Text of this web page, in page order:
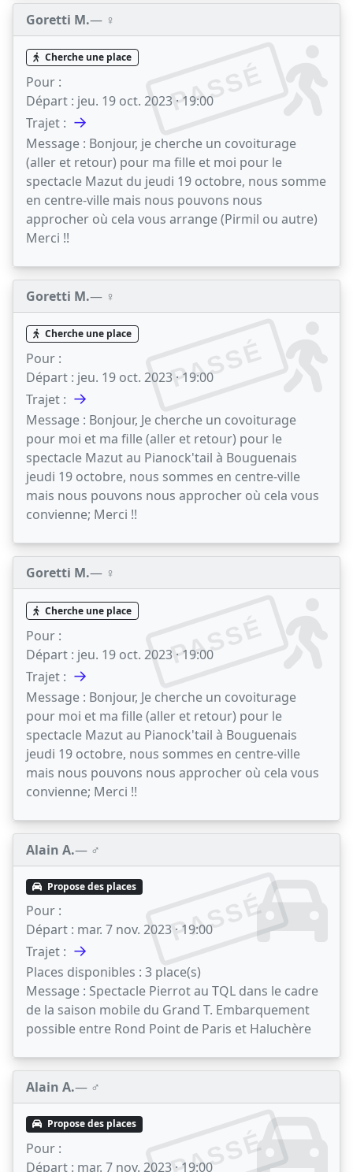
Goretti M.— ♀️
PASSÉ
Cherche une place
Pour :
Départ : jeu. 19 oct. 2023 · 19:00
Trajet : →
Message : Bonjour, je cherche un covoiturage
(aller et retour) pour ma fille et moi pour le
spectacle Mazut du jeudi 19 octobre, nous somme
en centre-ville mais nous pouvons nous
approcher où cela vous arrange (Pirmil ou autre)
Merci !!
Goretti M.— ♀️
PASSÉ
Cherche une place
Pour :
Départ : jeu. 19 oct. 2023 · 19:00
Trajet : →
Message : Bonjour, Je cherche un covoiturage
pour moi et ma fille (aller et retour) pour le
spectacle Mazut au Pianock'tail à Bouguenais
jeudi 19 octobre, nous sommes en centre-ville
mais nous pouvons nous approcher où cela vous
convienne; Merci !!
Goretti M.— ♀️
PASSÉ
Cherche une place
Pour :
Départ : jeu. 19 oct. 2023 · 19:00
Trajet : →
Message : Bonjour, Je cherche un covoiturage
pour moi et ma fille (aller et retour) pour le
spectacle Mazut au Pianock'tail à Bouguenais
jeudi 19 octobre, nous sommes en centre-ville
mais nous pouvons nous approcher où cela vous
convienne; Merci !!
Alain A.— ♂️
PASSÉ
Propose des places
Pour :
Départ : mar. 7 nov. 2023 · 19:00
Trajet : →
Places disponibles : 3 place(s)
Message : Spectacle Pierrot au TQL dans le cadre
de la saison mobile du Grand T. Embarquement
possible entre Rond Point de Paris et Haluchère
Alain A.— ♂️
PASSÉ
Propose des places
Pour :
Départ : mar. 7 nov. 2023 · 19:00